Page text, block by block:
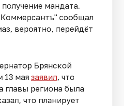
мандата.
сообщал
вероятно, перейдёт
Брянской
13 мая заявил, что
главы региона была
что планирует